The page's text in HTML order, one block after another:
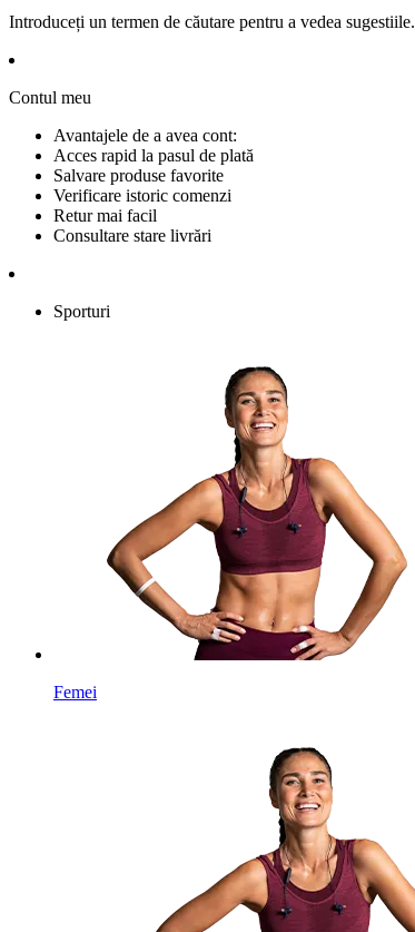
Introduceți un termen de căutare pentru a vedea sugestiile.
Contul meu
Avantajele de a avea cont:
Acces rapid la pasul de plată
Salvare produse favorite
Verificare istoric comenzi
Retur mai facil
Consultare stare livrări
Sporturi
Femei